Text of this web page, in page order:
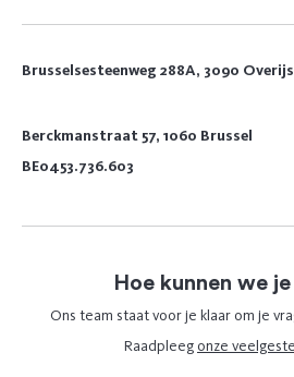
Brusselsesteenweg 288A, 3090
Berckmanstraat 57, 1060 Brussel
BE0453.736.603
Hoe kunnen we
Ons team staat voor je klaar om je
Raadpleegonze